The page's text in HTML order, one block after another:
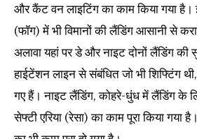
और कैंट वन लाइटिंग का काम किया गया
(फॉग) में भी विमानों की लैंडिंग आसानी से
अलावा यहां पर डे और नाइट दोनों लैंडिंग की
हाईटेंशन लाइन से संबंधित जो भी शिफ्टिंग
गए हैं। नाइट लैंडिंग, कोहरे-धुंध में लैंडिंग के
सेफ्टी एरिया (रेसा) का काम पूरा किया गया